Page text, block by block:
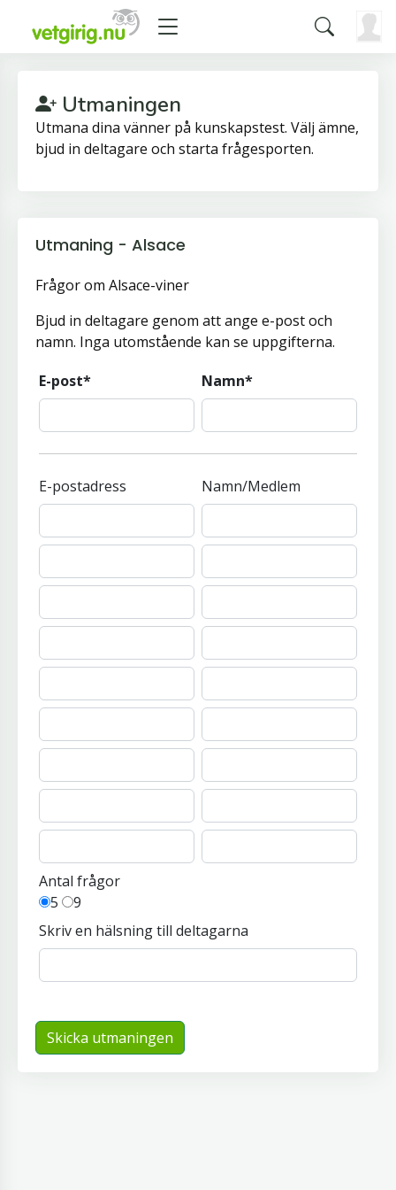
Utmaningen
Utmana dina vänner på kunskapstest. Välj ämne,
bjud in deltagare och starta frågesporten.
Utmaning - Alsace
Frågor om Alsace-viner
Bjud in deltagare genom att ange e-post och
namn. Inga utomstående kan se uppgifterna.
E-post*
Namn*
E-postadress Namn/Medlem
Antal frågor
5
9
Skriv en hälsning till deltagarna
Skicka utmaningen